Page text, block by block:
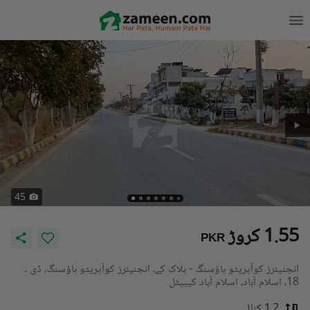
45
PKR 1.55 کروڑ
انجنیئرز کوآپریٹو ہاؤسنگ - بلاک کے، انجنیئرز کوآپریٹو ہاؤسنگ، ڈی ۔
18، اسلام آباد، اسلام آباد کیپیٹل